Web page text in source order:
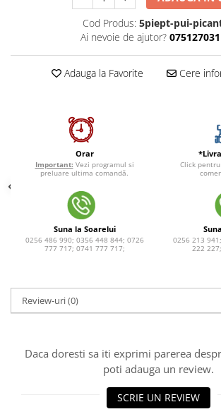
Cod Produs: 5piept-pui-
Ai nevoie de ajutor?
Adauga la Favorite Cere
Orar
Important: Vezi programul si
preluare ultima comandă.
Click
Suna la Soarelui
0256 486 990; 0356 448 844; 0726
777 717; 0741 777 717;
0256 213
222
Review-uri(0)
Daca doresti sa iti exprimi parerea
poti adauga un review.
SCRIE UN REVIEW